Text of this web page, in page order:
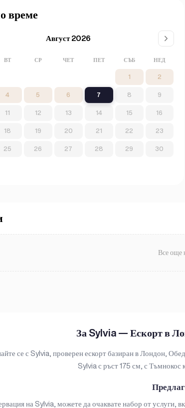
време
Август 2026
ВТ СР ЧЕТ ПЕТ СЪБ НЕД
1 2
4 5 6 7 8 9
11 12 13 14 15 16
18 19 20 21 22 23
25 26 27 28 29 30
Все още
За Sylvia — Ескорт в
се с Sylvia, проверен ескорт базиран в Лондон,
Sylvia с ръст 175 см, с Тъмнокос
на Sylvia, можете да очаквате набор от